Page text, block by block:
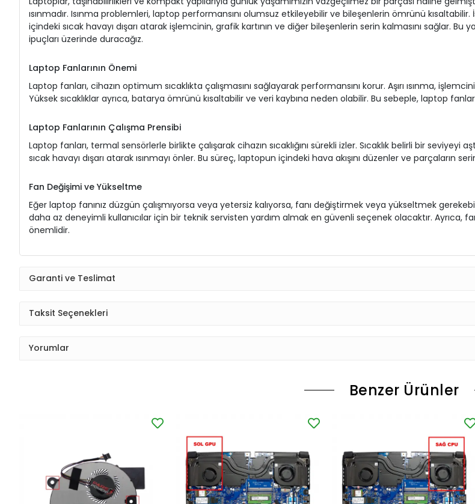
ısınmadır. Isınma problemleri, laptop performansını olumsuz etkileyebilir ve bileşenlerin ömrünü
içindeki sıcak havayı dışarı atarak işlemcinin, grafik kartının ve diğer bileşenlerin serin kalmasını sağlar.
ipuçları üzerinde duracağız.
Laptop Fanlarının Önemi
Laptop fanları, cihazın optimum sıcaklıkta çalışmasını sağlayarak performansını korur. Aşırı ısınma,
Yüksek sıcaklıklar ayrıca, batarya ömrünü kısaltabilir ve veri kaybına neden olabilir. Bu sebeple, laptop
Laptop Fanlarının Çalışma Prensibi
Laptop fanları, termal sensörlerle birlikte çalışarak cihazın sıcaklığını sürekli izler. Sıcaklık belirli bir
sıcak havayı dışarı atarak ısınmayı önler. Bu süreç, laptopun içindeki hava akışını düzenler ve parçaların
Fan Değişimi ve Yükseltme
Eğer laptop fanınız düzgün çalışmıyorsa veya yetersiz kalıyorsa, fanı değiştirmek veya yükseltmek
daha az deneyimli kullanıcılar için bir teknik servisten yardım almak en güvenli seçenek olacaktır.
önemlidir.
Garanti ve Teslimat
Taksit Seçenekleri
Yorumlar
Benzer Ürünler